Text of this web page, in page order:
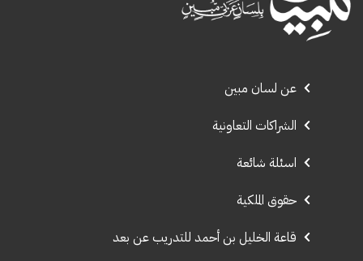
عن لسان مبين
الشراكات التعاونية
اسئلة شائعة
حقوق الملكية
قاعة الخليل بن أحمد للتدريب عن بعد